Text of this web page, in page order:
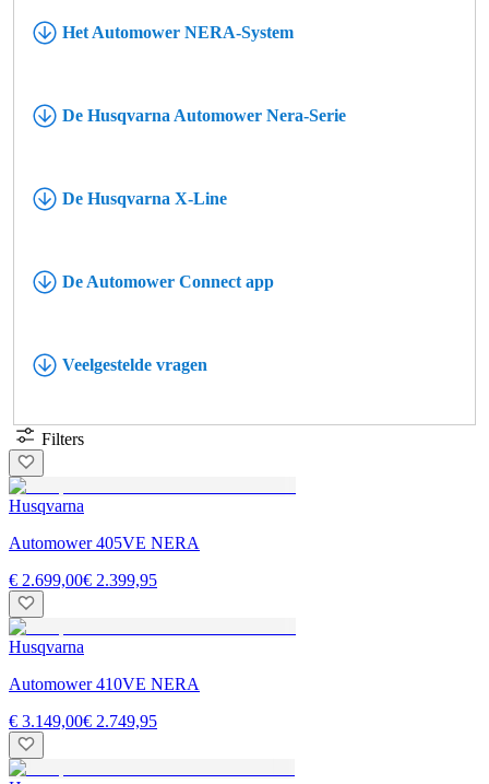
Het Automower NERA-System
De Husqvarna Automower Nera-Serie
De Husqvarna X-Line
De Automower Connect app
Veelgestelde vragen
Filters
Husqvarna
Automower 405VE NERA
€ 2.699,00€ 2.399,95
Husqvarna
Automower 410VE NERA
€ 3.149,00€ 2.749,95